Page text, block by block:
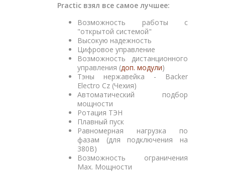
Practic взял все самое лучшее:
Возможность работы с
"открытой системой"
Высокую надежность
Цифровое управление
Возможность дистанционного
управления (доп. модули)
Тэны нержавейка - Backer
Electro Cz (Чехия)
Автоматический подбор
мощности
Ротация ТЭН
Плавный пуск
Равномерная нагрузка по
фазам (для подключения на
380В)
Возможность ограничения
Мах. Мощности